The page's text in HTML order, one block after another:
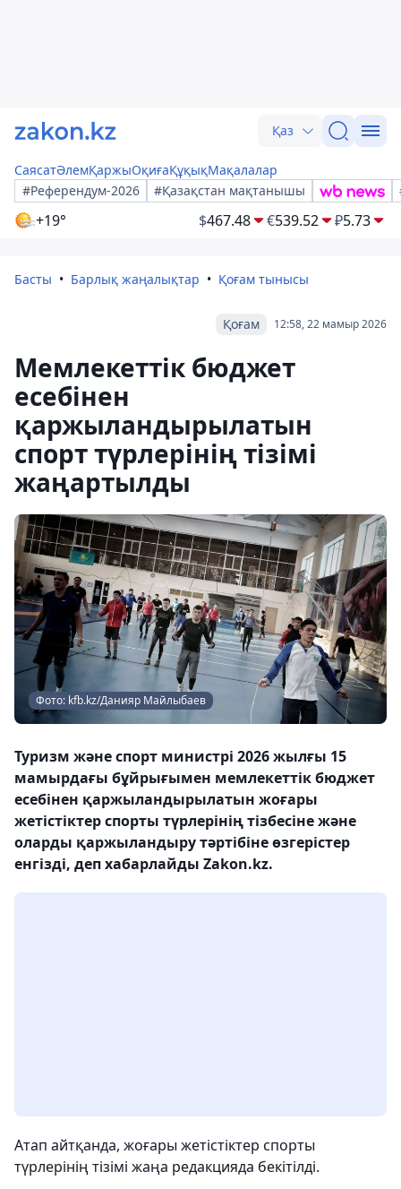
Қаз
СаясатӘлемҚаржыОқиғаҚұқықМақалалар
#Референдум-2026
#Қазақстан мақтанышы
+19° $467.48 €539.52 ₽5.73
Басты Барлық жаңалықтар Қоғам тынысы
12:58, 22 мамыр 2026
Қоғам
Мемлекеттік бюджет
есебінен
қаржыландырылатын
спорт түрлерінің тізімі
жаңартылды
Фото: kfb.kz/Данияр Майлыбаев
Туризм және спорт министрі 2026 жылғы 15
мамырдағы бұйрығымен мемлекеттік бюджет
есебінен қаржыландырылатын жоғары
жетістіктер спорты түрлерінің тізбесіне және
оларды қаржыландыру тәртібіне өзгерістер
енгізді, деп хабарлайды Zakon.kz.
Атап айтқанда, жоғары жетістіктер спорты
түрлерінің тізімі жаңа редакцияда бекітілді.